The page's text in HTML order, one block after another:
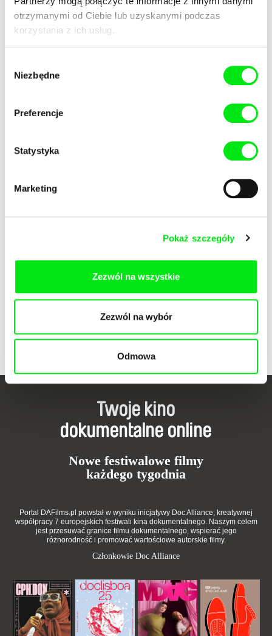
otrzymanymi od Ciebie lub uzyskanymi podczas
korzystania z ich usług.
zgody
Niezbędne
Preferencje
Statystyka
Marketing
Pokaż szczegóły
Zezwól na wszystkie
Zezwól na wybór
Odmowa
Lionel Rupp
Twoje kino
dokumentalne online
Nowe festiwalowe filmy
każdego tygodnia
Portal DAFilms.pl powstał w wyniku inicjatywy Doc Alliance, kreatywnej
współpracy 7 europejskich festiwali kina dokumentalnego. Naszym celem
jest przesuwać granice filmu dokumentalnego, wspierać jego
różnorodność i promować wartościowe autorskie filmy.
Członkowie Doc Alliance